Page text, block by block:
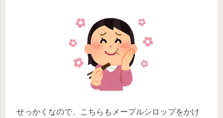
せっかくなので、こちらもメープルシロップをかけ